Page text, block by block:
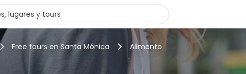
Free tours en Santa Mónica Alimento